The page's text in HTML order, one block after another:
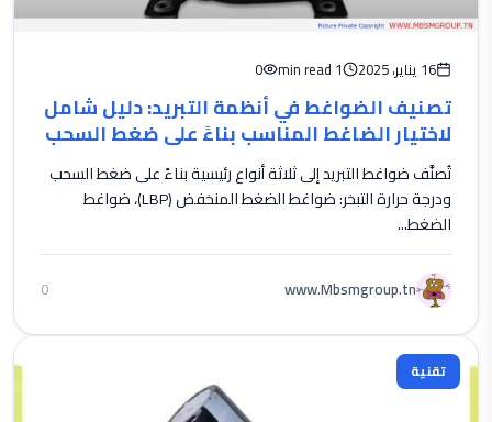
16 يناير، 2025 1 min read
0
تصنيف الضواغط في أنظمة التبريد: دليل شامل
لاختيار الضاغط المناسب بناءً على ضغط السحب
ودرجة حرارة التبخر
تُصنَّف ضواغط التبريد إلى ثلاثة أنواع رئيسية بناءً على ضغط السحب
ودرجة حرارة التبخر: ضواغط الضغط المنخفض (LBP)، ضواغط
الضغط...
www.Mbsmgroup.tn
0
تقنية